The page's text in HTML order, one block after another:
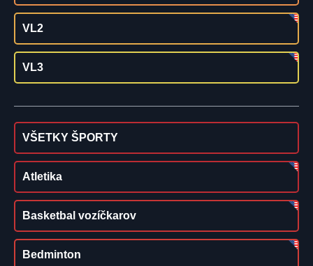
VL2
VL3
VŠETKY ŠPORTY
Atletika
Basketbal vozíčkarov
Bedminton